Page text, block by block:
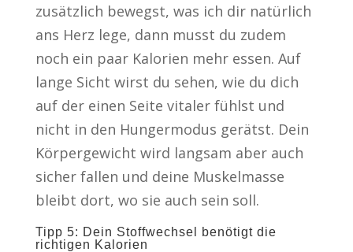
zusätzlich bewegst, was ich dir natürlich
ans Herz lege, dann musst du zudem
noch ein paar Kalorien mehr essen. Auf
lange Sicht wirst du sehen, wie du dich
auf der einen Seite vitaler fühlst und
nicht in den Hungermodus gerätst. Dein
Körpergewicht wird langsam aber auch
sicher fallen und deine Muskelmasse
bleibt dort, wo sie auch sein soll.
Tipp 5: Dein Stoffwechsel benötigt die
richtigen Kalorien